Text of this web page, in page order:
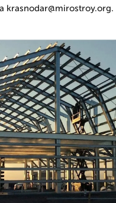
krasnodar@mirostroy.org.